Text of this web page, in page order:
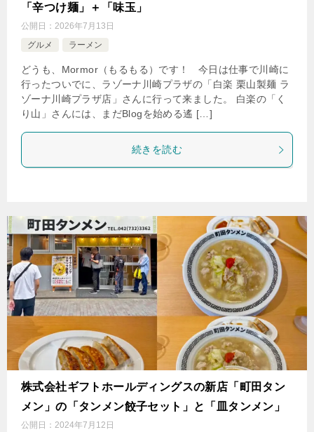
「辛つけ麺」＋「味玉」
公開日： 2026年7月13日
グルメ
ラーメン
どうも、Mormor（もるもる）です！ 今日は仕事で川崎に
行ったついでに、ラゾーナ川崎プラザの「白楽 栗山製麺 ラ
ゾーナ川崎プラザ店」さんに行って来ました。 白楽の「く
り山」さんには、まだBlogを始める遙 […]
続きを読む
株式会社ギフトホールディングスの新店「町田タン
メン」の「タンメン餃子セット」と「皿タンメン」
公開日： 2024年7月12日